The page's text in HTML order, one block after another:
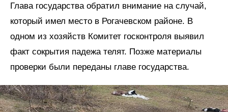
Глава государства обратил внимание на случай,
который имел место в Рогачевском районе. В
одном из хозяйств Комитет госконтроля выявил
факт сокрытия падежа телят. Позже материалы
проверки были переданы главе государства.